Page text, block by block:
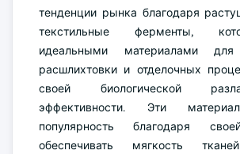
тенденции рынка благодаря
текстильные ферменты,
идеальными материалами для
расшлихтовки и отделочных
своей биологической
эффективности. Эти
популярность благодаря
обеспечивать мягкость